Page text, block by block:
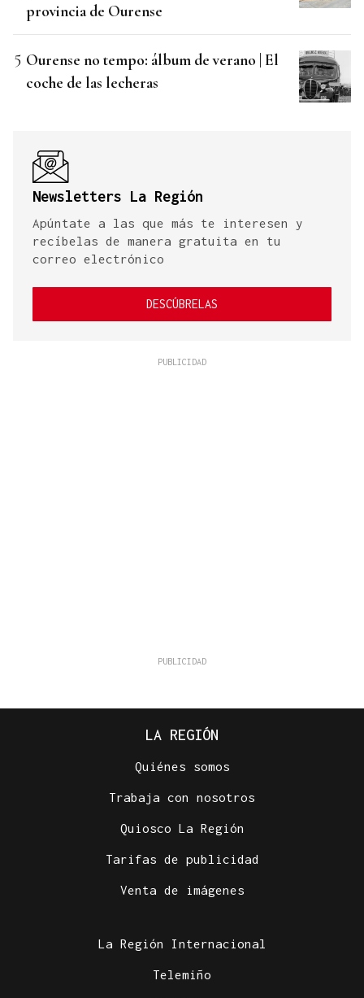
provincia de Ourense
Ourense no tempo: álbum de verano | El
coche de las lecheras
Newsletters La Región
Apúntate a las que más te interesen y
recíbelas de manera gratuita en tu
correo electrónico
DESCÚBRELAS
LA REGIÓN
Quiénes somos
Trabaja con nosotros
Quiosco La Región
Tarifas de publicidad
Venta de imágenes
La Región Internacional
Telemiño